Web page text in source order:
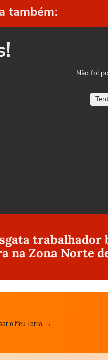
também:
Não foi
trabalhador
na Zona Norte
o Meu Terra →